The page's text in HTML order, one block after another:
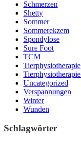
Schmerzen
Shetty
Sommer
Sommerekzem
Spondylose
Sure Foot
TCM
Tierphysiotherapie
Uncategorized
Verspannungen
Winter
Wunden
Schlagwörter